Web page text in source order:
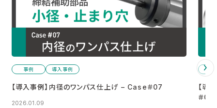
事例 導入事例
【導入事例】内径のワンパス仕上げ – Case＃07
2026.01.09
【導
＃06